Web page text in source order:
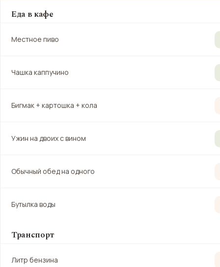
Еда в кафе
Местное пиво
Чашка каппучино
Бигмак + картошка + кола
Ужин на двоих с вином
Обычный обед на одного
Бутылка воды
Транспорт
Литр бензина